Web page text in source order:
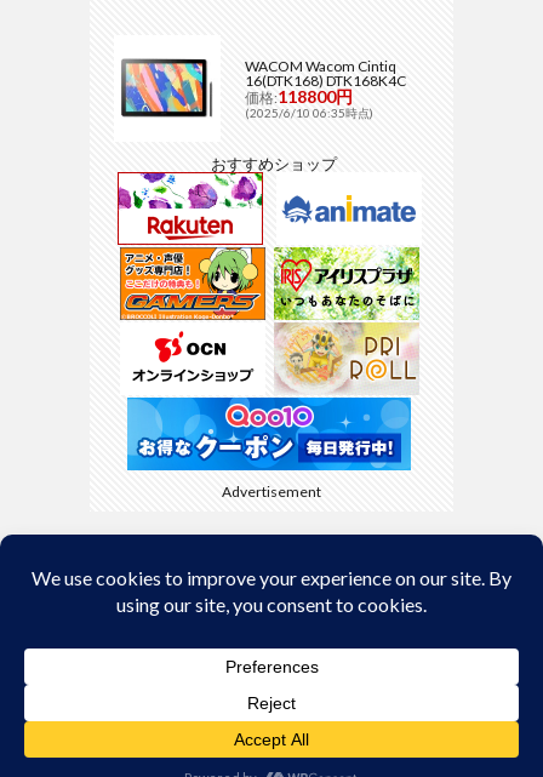
WACOM Wacom Cintiq
16(DTK168) DTK168K4C
価格:118800円
(2025/6/10 06:35時点)
おすすめショップ
Advertisement
Back to Top
© Copyright 2026kyamaBlog